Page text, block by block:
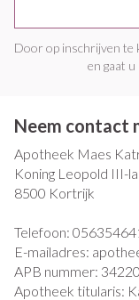
Door op inschrijven te
en gaat
Neem contact
Apotheek Maes
Koning Leopold III-
8500 Kortrijk
Telefoon:
E-mailadres:
APB nummer:
Apotheek titularis: